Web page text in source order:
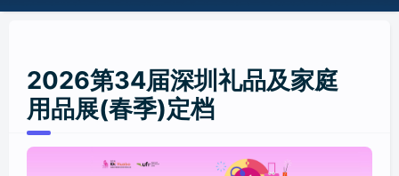
展会特装/品牌巡展
展厅/文化厅/企业展厅
店铺/快闪店装修
新闻
2026第34届深圳礼品及家庭
用品展(春季)定档